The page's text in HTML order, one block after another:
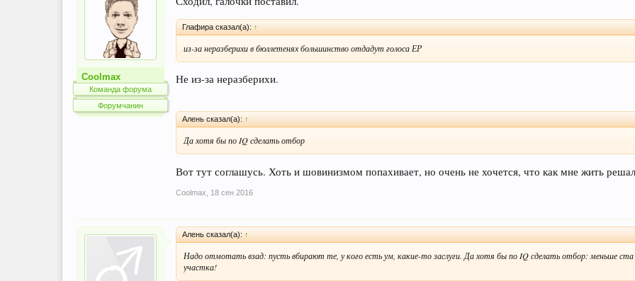
Coolmax
Команда форума
Форумчанин
Глафира сказал(а): ↑
из-за неразберихи в бюллетенях большинство отдадут голоса ЕР
Не из-за неразберихи.
Алень сказал(а): ↑
Да хотя бы по IQ сделать отбор
Вот тут соглашусь. Хоть и шовинизмом попахивает, но очень не хочется, что как мне жить
Coolmax 18 сен 2016
Алень сказал(а): ↑
Надо отмотать взад: пусть вбирают те, у кого есть ум, какие-то заслуги. Да хотя бы по IQ сделать отбор: меньше ста
участка!